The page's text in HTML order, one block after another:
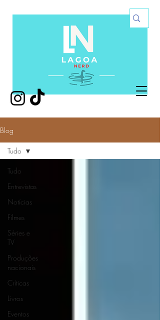
Blog
Tudo
Entrevistas
Notícias
Filmes
Séries e
TV
Produções
nacionais
Críticas
Livros
Eventos
Tudo